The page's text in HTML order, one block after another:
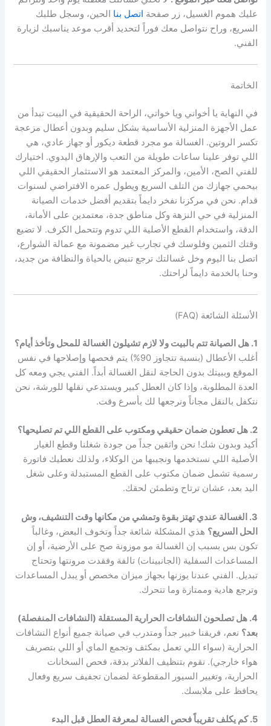
عليك هموم الغسيل، زر صفحة اتصل بنا الحين، وسجل طلبك
السريع، وراح نتواصل معك فوراً لتحديد أقرب موعد يناسبك لزيارة
الفني.
الخاتمة
في النهاية يا أخواني ويا خواتي، الراحة الحقيقية في البيت تبدأ من
عمل الأجهزة المنزلية الأساسية بشكل سليم وبدون أعطال مزعجة
تكسر الروتين. الغسالة مو مجرد قطعة ديكور أو جهاز عادي، هي
اللي توفر علينا ساعات طويلة من التعب والإرهاق اليدوي. اختيارك
للفني الصح، الأمين، والمركز المعتمد هو الاستثمار الحقيقي اللي
بيحمي جهازك من التلف السريع ويطول عمره الافتراضي لسنوات
قدام. نحن في مركزنا نفخر دايماً بتقديم أفضل خدمات الصيانة
المنزلية في حي النزهة وكل مناطق جدة، معتمدين على الأمانة،
الدقة، واستخدام القطع الأصلية اللي تدوم وتتحمل الكرف. لا تضيع
وقتك الثمين وفلوسك في تجارب غير مضمونة مع عمالة الشوارع،
اتصل بنا اليوم وخل غسالتك ترجع تنبض بالحياة والنظافة من جديد،
وحنا بالخدمة دايماً لراحتك.
الأسئلة الشائعة (FAQ)
1. هل الصيانة تتم بالبيت ولا لازم تشيلون الغسالة للمحل وتأخذ أيام؟
أغلب الأعطال (بنسبة تتجاوز 90%) يتم فحصها وإصلاحها في نفس
الموقع وببيتك بدون الحاجة لنقل الغسالة أبداً. الفني يجي ومعه كل
العدة المطلوبة، وإذا كان العطل كبير ويستدعي نقلها للورشة، نحن
نتكفل بالنقل مجاناً ونرجعها لك بأسرع وقت.
2. هل تعطون ضمان حقيقي ومكتوب على القطع اللي تم تصليحها؟
أكيد وبدون شك! نحن واثقين جداً من جودة شغلنا وقطع الغيار
الأصلية اللي نستخدمها ونجيبها من الوكلاء، ولذلك نعطيك فاتورة
رسمية تشمل ضمان مكتوب على القطع المستبدلة وعلى شغل
اليد بعد، عشان ترتاح وتطمئن لحقك.
3. الغسالة عندي تهتز بقوة وتمشي من مكانها وقت التنشيف، وش
الحل السريع؟ هذي المشكلة شائعة جداً وتخوف البعض، وغالباً
تكون بس بسبب إن الغسالة مو موزونة صح على الأرضية، أو إن
المساعدات السفلية (الجانبينات) تالفة وفقدت مرونتها وتحتاج
تبديل. الفني عندنا يوزنها بجهاز ميزان مخصص أو يبدل المساعدات
وترجع هادية وممتازة وما تتحرك.
4. هل تصلحون النشافات الحرارية المستقلة (النشافات المنفصلة)
بعد؟ نعم، فريقنا خبير جداً ومتدرب في صيانة جميع أنواع النشافات
الحرارية (سواء اللي تعمل بمكثف وتجمع الماي أو اللي بتصريف
هواء خارجي). نقوم بتنظيف الفلاتر بدقة، فحص السخانات
الحرارية، وتغيير السيور المقطوعة لضمان تجفيف سريع وفعال
يحافظ على ملابسك.
5. كم يكلف تقريباً فحص الغسالة لمعرفة العطل قبل البدء